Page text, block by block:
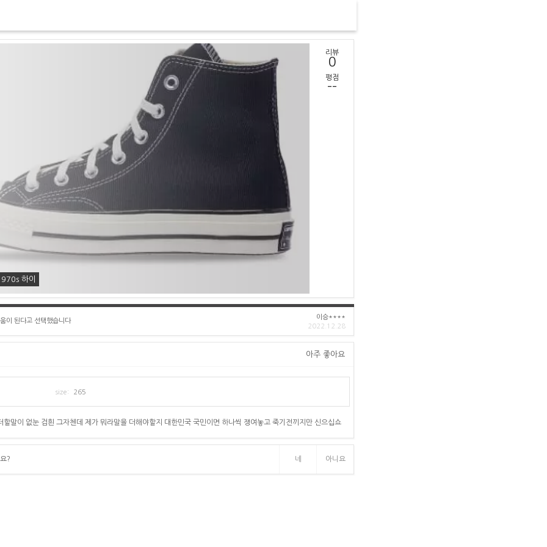
하이
리뷰
0
평점
--
이 된다고 선택했습니다
이승****
2022.12.28
아주 좋아요
size: 265
할말이 없눈 검흰 그자첸데 제가 뭐라말을 더해야할지 대한민국 국민이면 하나씩 쟁여놓고 죽기전끼지만 신으십쇼
? 네 아니요